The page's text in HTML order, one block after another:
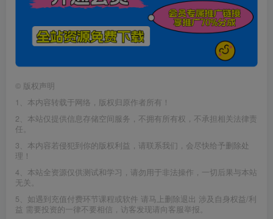
© 版权声明
1、本内容转载于网络，版权归原作者所有！
2、本站仅提供信息存储空间服务，不拥有所有权，不承担相关法律责
任。
3、本内容若侵犯到你的版权利益，请联系我们，会尽快给予删除处
理！
4、本站全资源仅供测试和学习，请勿用于非法操作，一切后果与本站
无关。
5、如遇到充值付费环节课程或软件 请马上删除退出 涉及自身权益/利
益 需要投资的一律不要相信，访客发现请向客服举报。